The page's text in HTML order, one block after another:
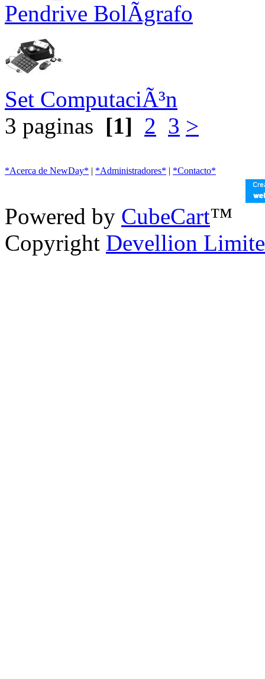
Pendrive BolÃ­grafo
Set ComputaciÃ³n
3 paginas [1] 2 3 >
*Acerca de NewDay* | *Administradores* | *Contacto*
Powered by CubeCart™
Copyright Devellion